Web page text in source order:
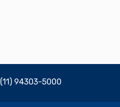
(11) 94303-5000